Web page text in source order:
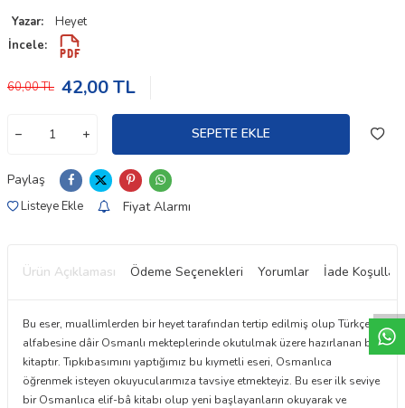
W
h
t
a
p
p
D
e
s
e
H
a
t
t
Yazar:
Heyet
İncele:
60,00TL 42,00TL
SEPETE EKLE
Paylaş
Listeye Ekle Fiyat Alarmı
Ürün Açıklaması Ödeme Seçenekleri Yorumlar İade Koşulları
Bu eser, muallimlerden bir heyet tarafından tertip edilmiş olup Türkçe
alfabesine dâir Osmanlı mekteplerinde okutulmak üzere hazırlanan bir
kitaptır. Tıpkıbasımını yaptığımız bu kıymetli eseri, Osmanlıca
öğrenmek isteyen okuyucularımıza tavsiye etmekteyiz. Bu eser ilk seviye
bir Osmanlıca elif-bâ kitabı olup yeni başlayanların okuyarak ve